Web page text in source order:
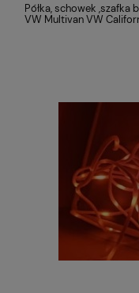
Półka, schowek ,szafka
VW Multivan VW